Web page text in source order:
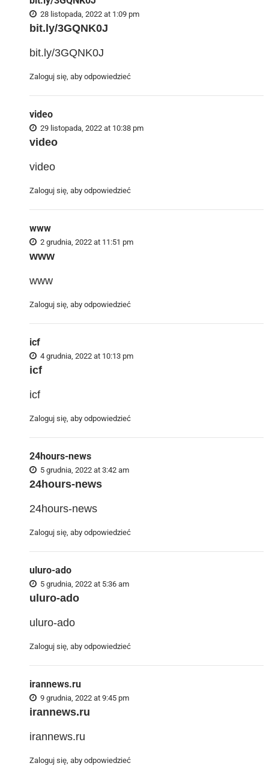
28 listopada, 2022 at 1:09 pm
bit.ly/3GQNK0J
bit.ly/3GQNK0J
Zaloguj się, aby odpowiedzieć
video
29 listopada, 2022 at 10:38 pm
video
video
Zaloguj się, aby odpowiedzieć
www
2 grudnia, 2022 at 11:51 pm
www
www
Zaloguj się, aby odpowiedzieć
icf
4 grudnia, 2022 at 10:13 pm
icf
icf
Zaloguj się, aby odpowiedzieć
24hours-news
5 grudnia, 2022 at 3:42 am
24hours-news
24hours-news
Zaloguj się, aby odpowiedzieć
uluro-ado
5 grudnia, 2022 at 5:36 am
uluro-ado
uluro-ado
Zaloguj się, aby odpowiedzieć
irannews.ru
9 grudnia, 2022 at 9:45 pm
irannews.ru
irannews.ru
Zaloguj się, aby odpowiedzieć